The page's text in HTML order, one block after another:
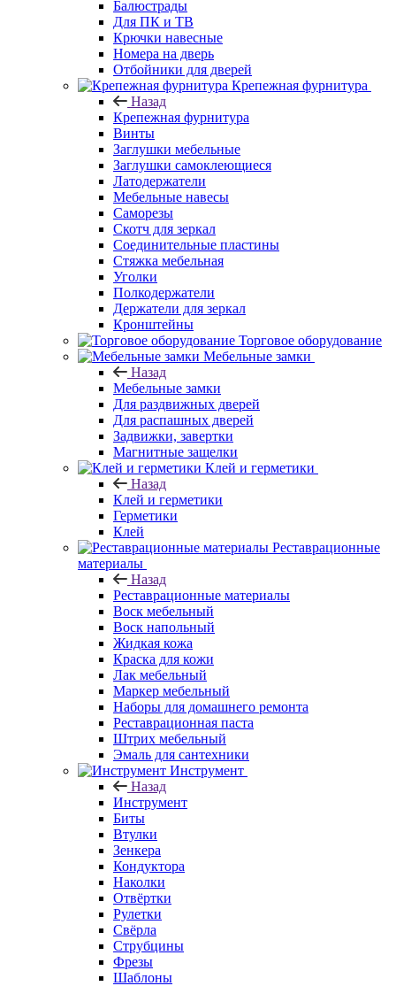
Балюстрады
Для ПК и ТВ
Крючки навесные
Номера на дверь
Отбойники для дверей
Крепежная фурнитура
Назад
Крепежная фурнитура
Винты
Заглушки мебельные
Заглушки самоклеющиеся
Латодержатели
Мебельные навесы
Саморезы
Скотч для зеркал
Соединительные пластины
Стяжка мебельная
Уголки
Полкодержатели
Держатели для зеркал
Кронштейны
Торговое оборудование
Мебельные замки
Назад
Мебельные замки
Для раздвижных дверей
Для распашных дверей
Задвижки, завертки
Магнитные защелки
Клей и герметики
Назад
Клей и герметики
Герметики
Клей
Реставрационные
материалы
Назад
Реставрационные материалы
Воск мебельный
Воск напольный
Жидкая кожа
Краска для кожи
Лак мебельный
Маркер мебельный
Наборы для домашнего ремонта
Реставрационная паста
Штрих мебельный
Эмаль для сантехники
Инструмент
Назад
Инструмент
Биты
Втулки
Зенкера
Кондуктора
Наколки
Отвёртки
Рулетки
Свёрла
Струбцины
Фрезы
Шаблоны